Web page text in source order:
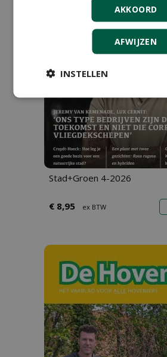
Stad+Groen 4-2026
€ 8,95 ex BTW
AKKOORD
AFWIJZEN
INSTELLEN